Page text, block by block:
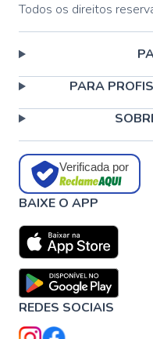
Todos os direitos
PARA
Verificada por
BAIXE O APP
REDES SOCIAIS